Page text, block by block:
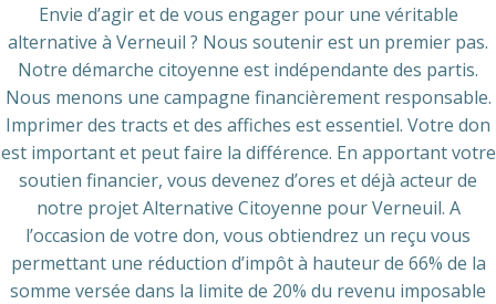
Envie d’agir et de vous engager pour une véritable
alternative à Verneuil ? Nous soutenir est un premier pas.
Notre démarche citoyenne est indépendante des partis.
Nous menons une campagne financièrement responsable.
Imprimer des tracts et des affiches est essentiel. Votre don
est important et peut faire la différence. En apportant votre
soutien financier, vous devenez d’ores et déjà acteur de
notre projet Alternative Citoyenne pour Verneuil. A
l’occasion de votre don, vous obtiendrez un reçu vous
permettant une réduction d’impôt à hauteur de 66% de la
somme versée dans la limite de 20% du revenu imposable